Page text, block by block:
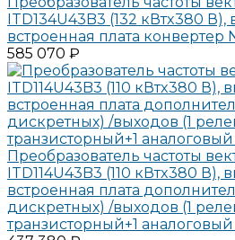
ITD134U43B3 (132 кВтx380
встроенная плата конвертер
585 070 ₽
Преобразователь частоты
ITD114U43B3 (110 кВтx380 В),
встроенная плата
дискретных) /выходов (1
транзисторный+1